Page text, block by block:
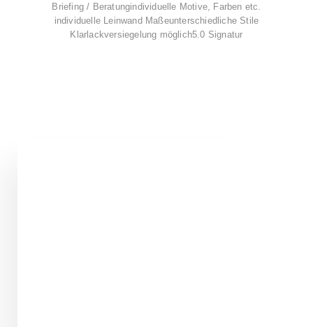
Briefing / Beratungindividuelle Motive, Farben etc.
individuelle Leinwand Maßeunterschiedliche Stile
Klarlackversiegelung möglich5.0 Signatur